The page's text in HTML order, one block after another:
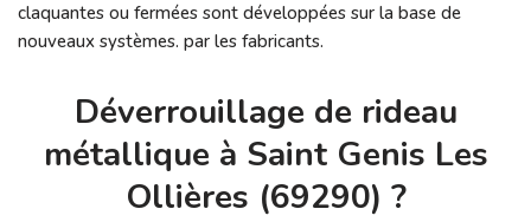
claquantes ou fermées sont développées sur la base de
nouveaux systèmes. par les fabricants.
Déverrouillage de rideau
métallique à Saint Genis Les
Ollières (69290) ?